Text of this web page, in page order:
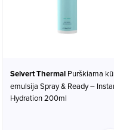
Selvert Thermal
emulsija Spray & Ready –
Hydration 200ml